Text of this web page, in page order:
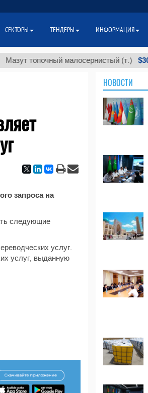
топочный малосернистый (т.) $300
запроса на
следующие
услуг.
услуг, выданную
НОВОСТИ
СЕКТОРЫ ТЕНДЕРЫ ИНФОРМАЦИЯ